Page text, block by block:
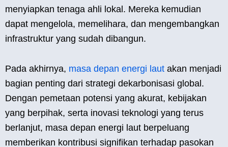
menyiapkan tenaga ahli lokal. Mereka kemudian
dapat mengelola, memelihara, dan mengembangkan
infrastruktur yang sudah dibangun.
Pada akhirnya, masa depan energi laut akan menjadi
bagian penting dari strategi dekarbonisasi global.
Dengan pemetaan potensi yang akurat, kebijakan
yang berpihak, serta inovasi teknologi yang terus
berlanjut, masa depan energi laut berpeluang
memberikan kontribusi signifikan terhadap pasokan